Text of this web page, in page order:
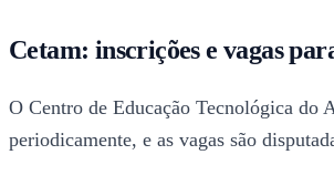
Cetam: inscrições e vagas
O Centro de Educação Tecnológica do
periodicamente, e as vagas são